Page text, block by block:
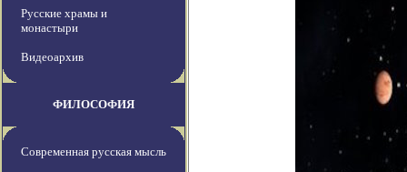
Русские храмы и
монастыри
Видеоархив
ФИЛОСОФИЯ
Современная русская мысль